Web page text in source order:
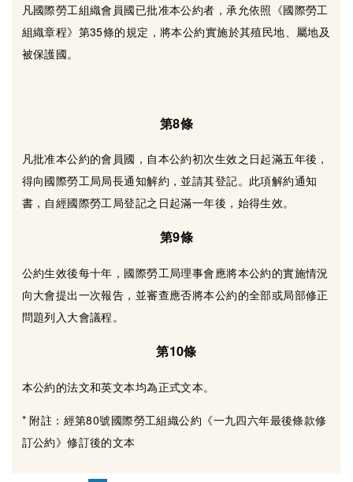
凡國際勞工組織會員國已批准本公約者，承允依照《國際勞工
組織章程》第35條的規定，將本公約實施於其殖民地、屬地及
被保護國。
第8條
凡批准本公約的會員國，自本公約初次生效之日起滿五年後，
得向國際勞工局局長通知解約，並請其登記。此項解約通知
書，自經國際勞工局登記之日起滿一年後，始得生效。
第9條
公約生效後每十年，國際勞工局理事會應將本公約的實施情況
向大會提出一次報告，並審查應否將本公約的全部或局部修正
問題列入大會議程。
第10條
本公約的法文和英文本均為正式文本。
* 附註：經第80號國際勞工組織公約《一九四六年最後條款修
訂公約》修訂後的文本